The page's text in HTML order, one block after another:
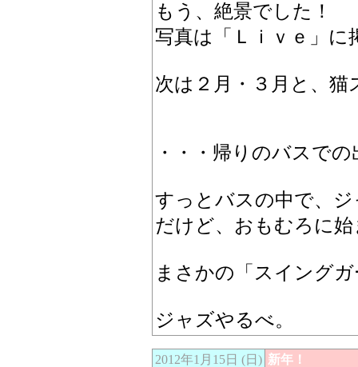
もう、絶景でした！
写真は「Ｌｉｖｅ」に
次は２月・３月と、
・・・帰りのバスでの
すっとバスの中で、
だけど、おもむろに
まさかの「スイング
ジャズやるべ。
2012年1月15日 (日) 新年！